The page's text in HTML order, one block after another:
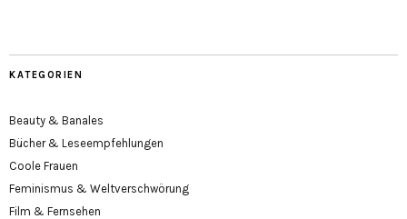
KATEGORIEN
Beauty & Banales
Bücher & Leseempfehlungen
Coole Frauen
Feminismus & Weltverschwörung
Film & Fernsehen